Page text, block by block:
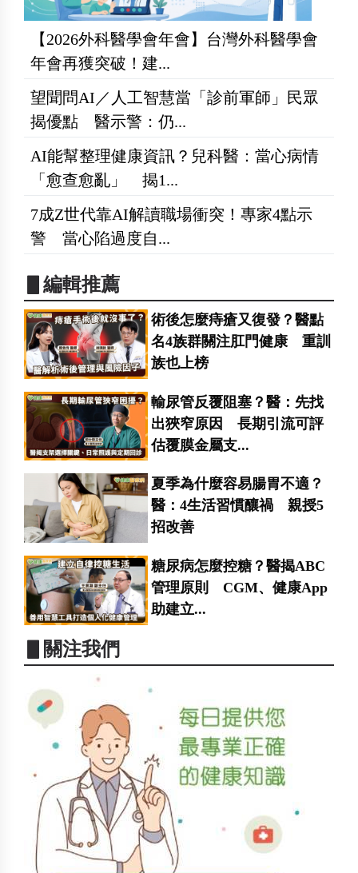
【2026外科醫學會年會】台灣外科醫學會
年會再獲突破！建...
望聞問AI／人工智慧當「診前軍師」民眾
揭優點 醫示警：仍...
AI能幫整理健康資訊？兒科醫：當心病情
「愈查愈亂」 揭1...
7成Z世代靠AI解讀職場衝突！專家4點示
警 當心陷過度自...
▋編輯推薦
術後怎麼痔瘡又復發？醫點
名4族群關注肛門健康 重訓
族也上榜
輸尿管反覆阻塞？醫：先找
出狹窄原因 長期引流可評
估覆膜金屬支...
夏季為什麼容易腸胃不適？
醫：4生活習慣釀禍 親授5
招改善
糖尿病怎麼控糖？醫揭ABC
管理原則 CGM、健康App
助建立...
▋關注我們